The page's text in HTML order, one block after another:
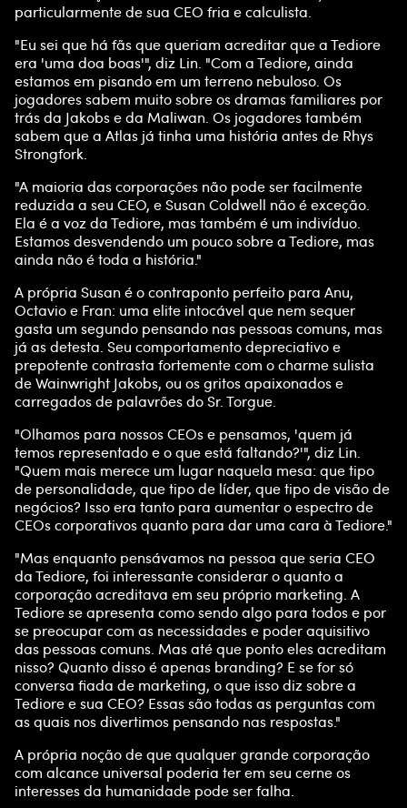
particularmente de sua CEO fria e calculista.
"Eu sei que há fãs que queriam acreditar que a Tediore
era 'uma doa boas'", diz Lin. "Com a Tediore, ainda
estamos em pisando em um terreno nebuloso. Os
jogadores sabem muito sobre os dramas familiares por
trás da Jakobs e da Maliwan. Os jogadores também
sabem que a Atlas já tinha uma história antes de Rhys
Strongfork.
"A maioria das corporações não pode ser facilmente
reduzida a seu CEO, e Susan Coldwell não é exceção.
Ela é a voz da Tediore, mas também é um indivíduo.
Estamos desvendendo um pouco sobre a Tediore, mas
ainda não é toda a história."
A própria Susan é o contraponto perfeito para Anu,
Octavio e Fran: uma elite intocável que nem sequer
gasta um segundo pensando nas pessoas comuns, mas
já as detesta. Seu comportamento depreciativo e
prepotente contrasta fortemente com o charme sulista
de Wainwright Jakobs, ou os gritos apaixonados e
carregados de palavrões do Sr. Torgue.
"Olhamos para nossos CEOs e pensamos, 'quem já
temos representado e o que está faltando?'", diz Lin.
"Quem mais merece um lugar naquela mesa: que tipo
de personalidade, que tipo de líder, que tipo de visão de
negócios? Isso era tanto para aumentar o espectro de
CEOs corporativos quanto para dar uma cara à Tediore."
"Mas enquanto pensávamos na pessoa que seria CEO
da Tediore, foi interessante considerar o quanto a
corporação acreditava em seu próprio marketing. A
Tediore se apresenta como sendo algo para todos e por
se preocupar com as necessidades e poder aquisitivo
das pessoas comuns. Mas até que ponto eles acreditam
nisso? Quanto disso é apenas branding? E se for só
conversa fiada de marketing, o que isso diz sobre a
Tediore e sua CEO? Essas são todas as perguntas com
as quais nos divertimos pensando nas respostas."
A própria noção de que qualquer grande corporação
com alcance universal poderia ter em seu cerne os
interesses da humanidade pode ser falha.